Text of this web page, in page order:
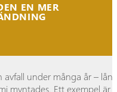
EN MER
avfall under många år –
myntades. Ett exempel är